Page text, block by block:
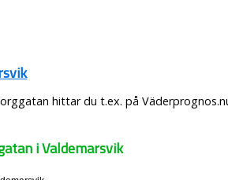
hittar du t.ex. på
i Valdemarsvik